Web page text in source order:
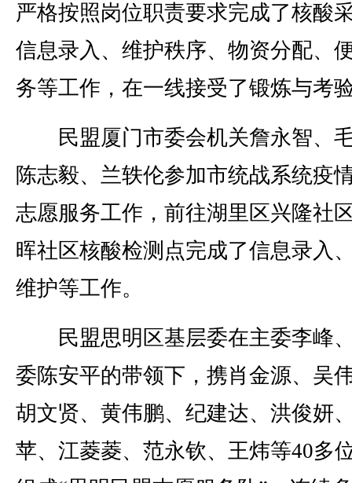
严格按照岗位职责要求完成了核酸
信息录入、维护秩序、物资分配、
务等工作，在一线接受了锻炼与考
民盟厦门市委会机关詹永智、
陈志毅、兰轶伦参加市统战系统疫
志愿服务工作，前往湖里区兴隆社
晖社区核酸检测点完成了信息录入
维护等工作。
民盟思明区基层委在主委李峰
委陈安平的带领下，携肖金源、吴
胡文贤、黄伟鹏、纪建达、洪俊妍
苹、江菱菱、范永钦、王炜等40多